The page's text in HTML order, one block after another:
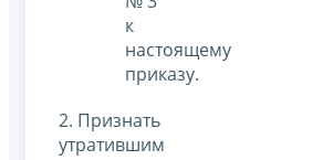
к
настоящему
приказу.
2. Признать
утратившим